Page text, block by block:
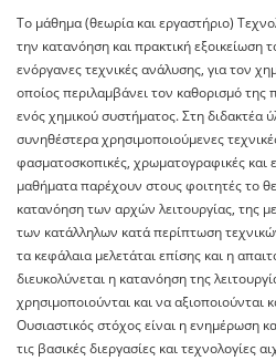
Tο μάθημα (θεωρία και εργαστήριο)
την κατανόηση και πρακτική εξοικείωση
ενόργανες τεχνικές ανάλυσης, για τον
οποίος περιλαμβάνει τον καθορισμό της
ενός χημικού συστήματος. Στη διδακτέα
συνηθέστερα χρησιμοποιούμενες
φασματοσκοπικές, χρωματογραφικές και
μαθήματα παρέχουν στους φοιτητές το
κατανόηση των αρχών λειτουργίας, της
των κατάλληλων κατά περίπτωση
τα κεφάλαια μελετάται επίσης και η
διευκολύνεται η κατανόηση της
χρησιμοποιούνται και να αξιοποιούνται
Ουσιαστικός στόχος είναι η ενημέρωση
τις βασικές διεργασίες και τεχνολογίες